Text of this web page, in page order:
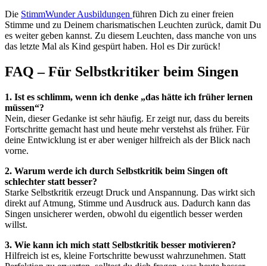
Die StimmWunder Ausbildungen führen Dich zu einer freien
Stimme und zu Deinem charismatischen Leuchten zurück, damit Du
es weiter geben kannst. Zu diesem Leuchten, dass manche von uns
das letzte Mal als Kind gespürt haben. Hol es Dir zurück!
FAQ – Für Selbstkritiker beim Singen
1. Ist es schlimm, wenn ich denke „das hätte ich früher lernen
müssen“?
Nein, dieser Gedanke ist sehr häufig. Er zeigt nur, dass du bereits
Fortschritte gemacht hast und heute mehr verstehst als früher. Für
deine Entwicklung ist er aber weniger hilfreich als der Blick nach
vorne.
2. Warum werde ich durch Selbstkritik beim Singen oft
schlechter statt besser?
Starke Selbstkritik erzeugt Druck und Anspannung. Das wirkt sich
direkt auf Atmung, Stimme und Ausdruck aus. Dadurch kann das
Singen unsicherer werden, obwohl du eigentlich besser werden
willst.
3. Wie kann ich mich statt Selbstkritik besser motivieren?
Hilfreich ist es, kleine Fortschritte bewusst wahrzunehmen. Statt